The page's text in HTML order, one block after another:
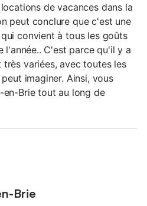
de vacances dans la
peut conclure que c'est une
convient à tous les goûts
l'année.. C'est parce qu'il y a
variées, avec toutes les
imaginer. Ainsi, vous
Brie tout au long de
Brie